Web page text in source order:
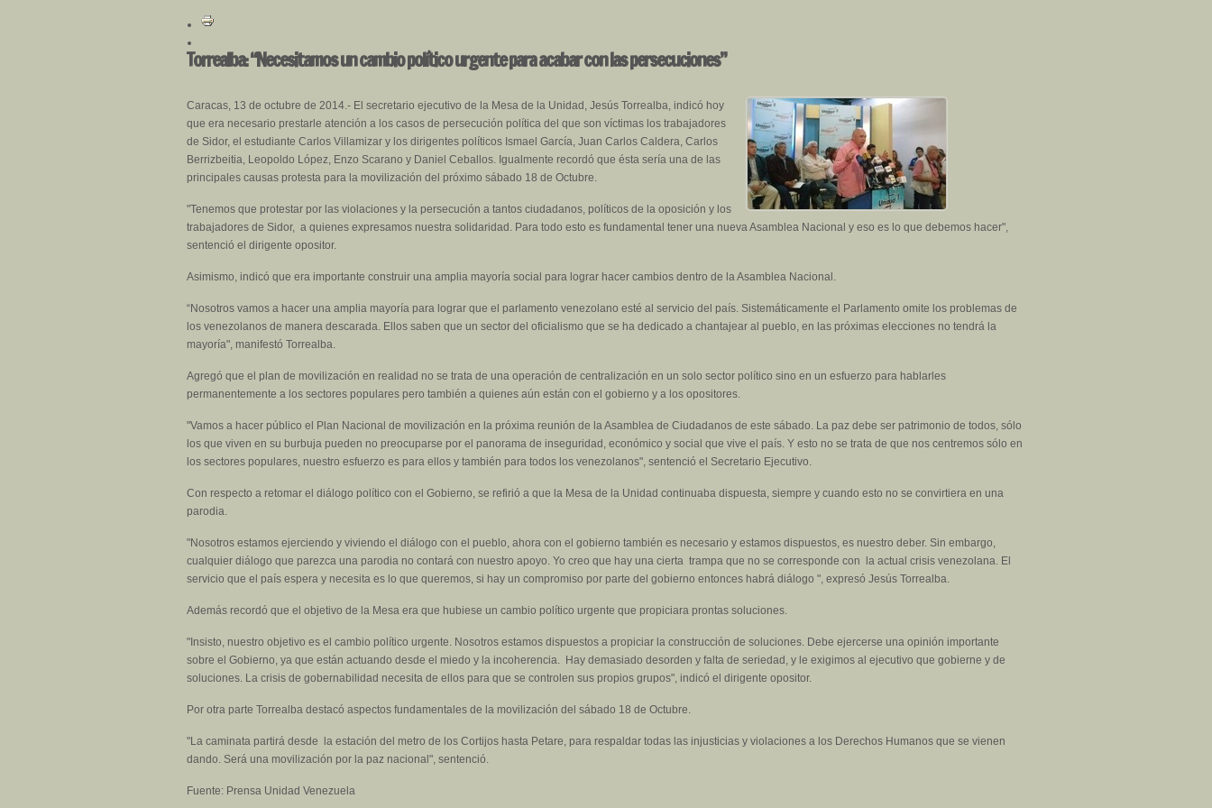
Torrealba: “Necesitamos un cambio político urgente para acabar con las persecuciones”
Caracas, 13 de octubre de 2014.- El secretario ejecutivo de la Mesa de la Unidad, Jesús Torrealba, indicó hoy
que era necesario prestarle atención a los casos de persecución política del que son víctimas los trabajadores
de Sidor, el estudiante Carlos Villamizar y los dirigentes políticos Ismael García, Juan Carlos Caldera, Carlos
Berrizbeitia, Leopoldo López, Enzo Scarano y Daniel Ceballos. Igualmente recordó que ésta sería una de las
principales causas protesta para la movilización del próximo sábado 18 de Octubre.
"Tenemos que protestar por las violaciones y la persecución a tantos ciudadanos, políticos de la oposición y los
trabajadores de Sidor, a quienes expresamos nuestra solidaridad. Para todo esto es fundamental tener una nueva Asamblea Nacional y eso es lo que debemos hacer",
sentenció el dirigente opositor.
Asimismo, indicó que era importante construir una amplia mayoría social para lograr hacer cambios dentro de la Asamblea Nacional.
“Nosotros vamos a hacer una amplia mayoría para lograr que el parlamento venezolano esté al servicio del país. Sistemáticamente el Parlamento omite los problemas de
los venezolanos de manera descarada. Ellos saben que un sector del oficialismo que se ha dedicado a chantajear al pueblo, en las próximas elecciones no tendrá la
mayoría", manifestó Torrealba.
Agregó que el plan de movilización en realidad no se trata de una operación de centralización en un solo sector político sino en un esfuerzo para hablarles
permanentemente a los sectores populares pero también a quienes aún están con el gobierno y a los opositores.
"Vamos a hacer público el Plan Nacional de movilización en la próxima reunión de la Asamblea de Ciudadanos de este sábado. La paz debe ser patrimonio de todos, sólo
los que viven en su burbuja pueden no preocuparse por el panorama de inseguridad, económico y social que vive el país. Y esto no se trata de que nos centremos sólo en
los sectores populares, nuestro esfuerzo es para ellos y también para todos los venezolanos", sentenció el Secretario Ejecutivo.
Con respecto a retomar el diálogo político con el Gobierno, se refirió a que la Mesa de la Unidad continuaba dispuesta, siempre y cuando esto no se convirtiera en una
parodia.
"Nosotros estamos ejerciendo y viviendo el diálogo con el pueblo, ahora con el gobierno también es necesario y estamos dispuestos, es nuestro deber. Sin embargo,
cualquier diálogo que parezca una parodia no contará con nuestro apoyo. Yo creo que hay una cierta trampa que no se corresponde con la actual crisis venezolana. El
servicio que el país espera y necesita es lo que queremos, si hay un compromiso por parte del gobierno entonces habrá diálogo ", expresó Jesús Torrealba.
Además recordó que el objetivo de la Mesa era que hubiese un cambio político urgente que propiciara prontas soluciones.
"Insisto, nuestro objetivo es el cambio político urgente. Nosotros estamos dispuestos a propiciar la construcción de soluciones. Debe ejercerse una opinión importante
sobre el Gobierno, ya que están actuando desde el miedo y la incoherencia. Hay demasiado desorden y falta de seriedad, y le exigimos al ejecutivo que gobierne y de
soluciones. La crisis de gobernabilidad necesita de ellos para que se controlen sus propios grupos", indicó el dirigente opositor.
Por otra parte Torrealba destacó aspectos fundamentales de la movilización del sábado 18 de Octubre.
"La caminata partirá desde la estación del metro de los Cortijos hasta Petare, para respaldar todas las injusticias y violaciones a los Derechos Humanos que se vienen
dando. Será una movilización por la paz nacional", sentenció.
Fuente: Prensa Unidad Venezuela